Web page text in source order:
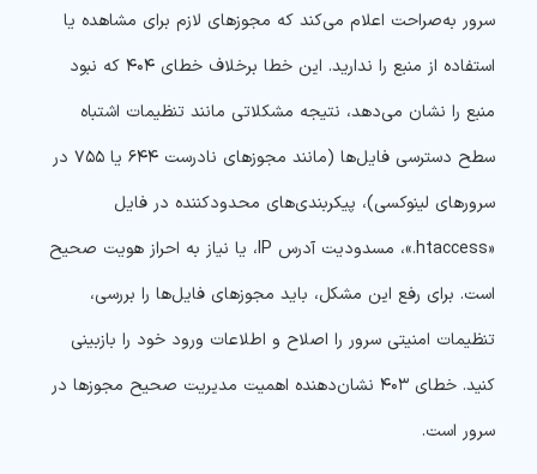
سرور به‌صراحت اعلام می‌کند که مجوزهای لازم برای مشاهده یا
استفاده از منبع را ندارید. این خطا برخلاف خطای ۴۰۴ که نبود
منبع را نشان می‌دهد، نتیجه مشکلاتی مانند تنظیمات اشتباه
سطح دسترسی فایل‌ها (مانند مجوزهای نادرست ۶۴۴ یا ۷۵۵ در
سرورهای لینوکسی)، پیکربندی‌های محدودکننده در فایل
«htaccess.»، مسدودیت آدرس IP، یا نیاز به احراز هویت صحیح
است. برای رفع این مشکل، باید مجوزهای فایل‌ها را بررسی،
تنظیمات امنیتی سرور را اصلاح و اطلاعات ورود خود را بازبینی
کنید. خطای ۴۰۳ نشان‌دهنده اهمیت مدیریت صحیح مجوزها در
سرور است.